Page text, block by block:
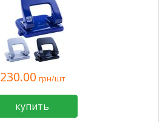
230.00 грн/шт
купить